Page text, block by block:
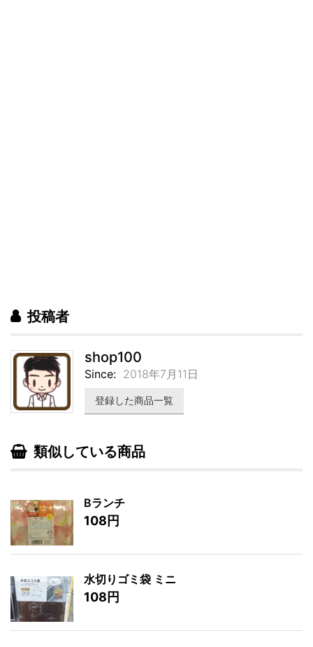
投稿者
shop100
Since: 2018年7月11日
登録した商品一覧
類似している商品
Bランチ
108円
水切りゴミ袋 ミニ
108円